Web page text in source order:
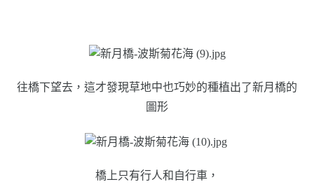
往橋下望去，這才發現草地中也巧妙的種植出了新月橋的
圖形
橋上只有行人和自行車，